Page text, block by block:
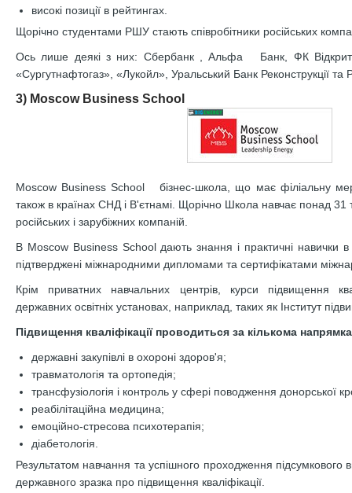
високі позиції в рейтингах.
Щорічно студентами РШУ стають співробітники російських
Ось лише деякі з них: Сбербанк , Альфа Банк, ФК
«Сургутнафтогаз», «Лукойл», Уральський Банк Реконструкції та
3) Moscow Business School
Moscow Business School бізнес-школа, що має філіальну
також в країнах СНД і В'єтнамі. Щорічно Школа навчає понад 31
російських і зарубіжних компаній.
В Moscow Business School дають знання і практичні навички в
підтверджені міжнародними дипломами та сертифікатами
Крім приватних навчальних центрів, курси підвищення
державних освітніх установах, наприклад, таких як Інститут
Підвищення кваліфікації проводиться за кількома
державні закупівлі в охороні здоров'я;
травматологія та ортопедія;
трансфузіологія і контроль у сфері поводження донорської
реабілітаційна медицина;
емоційно-стресова психотерапія;
діабетологія.
Результатом навчання та успішного проходження підсумкового
державного зразка про підвищення кваліфікації.